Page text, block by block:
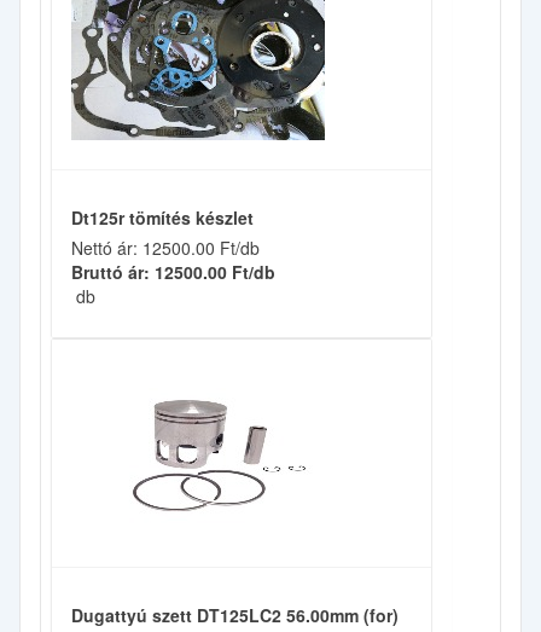
Dt125r tömítés készlet
Nettó ár: 12500.00 Ft/db
Bruttó ár: 12500.00 Ft/db
db
Dugattyú szett DT125LC2 56.00mm (for)